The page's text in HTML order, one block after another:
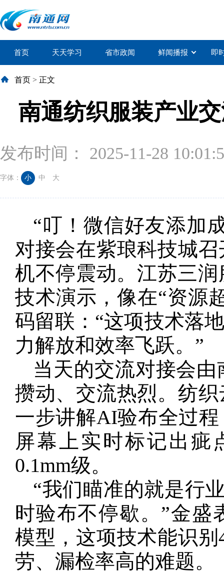
首页 天天学习 省市政闻 鲜闻播报 即
首页 > 正文
南通纺织服装产业
发布时间： 2025-11-28
字体： 小 中 大
“叮！微信好友添加
对接会在紫琅科技城
机不停震动。江苏三
技术演示，像在“资源
码留联：“这项技术落
力解放和效率飞跃。”
当天的交流对接会
攒动、交流热烈。纺
一步讲解AI验布全过
屏幕上实时标记出疵
0.1mm级。
“我们瞄准的就是行
时验布不停歇。”金盛
模型，这项技术能识
劳、漏检率高的难题。